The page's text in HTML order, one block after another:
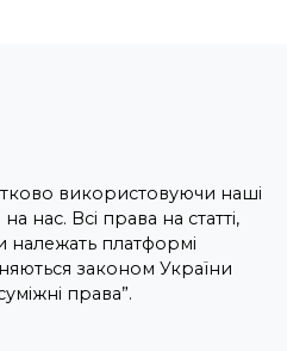
використовуючи наші
нас. Всі права на статті,
належать платформі
законом України
права”.